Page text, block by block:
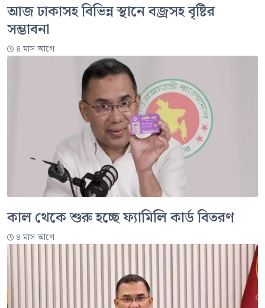
আজ ঢাকাসহ বিভিন্ন স্থানে বজ্রসহ বৃষ্টির
সম্ভাবনা
৪ মাস আগে
কাল থেকে শুরু হচ্ছে ফ্যামিলি কার্ড বিতরণ
৪ মাস আগে